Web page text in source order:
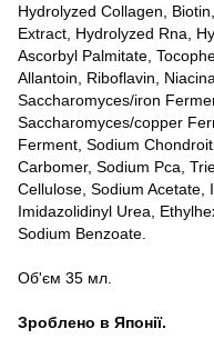
Hydrolyzed Collagen,
Extract, Hydrolyzed Rna,
Ascorbyl Palmitate,
Allantoin, Riboflavin,
Saccharomyces/iron
Saccharomyces/copper
Ferment, Sodium
Carbomer, Sodium Pca,
Cellulose, Sodium Acetate,
Imidazolidinyl Urea,
Sodium Benzoate.
Об'єм 35 мл.
Зроблено в Японії.